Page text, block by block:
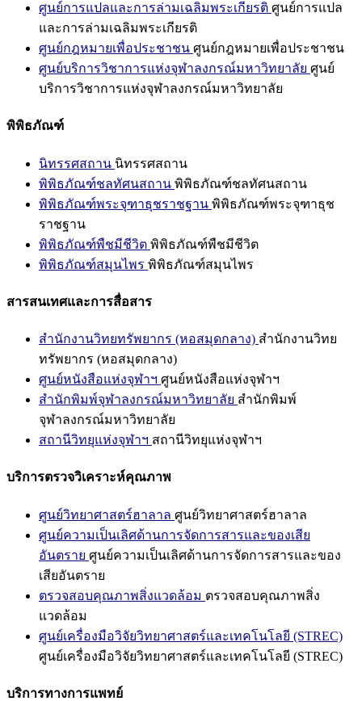
ศูนย์การแปลและการล่ามเฉลิมพระเกียรติ ศูนย์การแปล
และการล่ามเฉลิมพระเกียรติ
ศูนย์กฎหมายเพื่อประชาชน ศูนย์กฎหมายเพื่อประชาชน
ศูนย์บริการวิชาการแห่งจุฬาลงกรณ์มหาวิทยาลัย ศูนย์
บริการวิชาการแห่งจุฬาลงกรณ์มหาวิทยาลัย
พิพิธภัณฑ์
นิทรรศสถาน นิทรรศสถาน
พิพิธภัณฑ์ชลทัศนสถาน พิพิธภัณฑ์ชลทัศนสถาน
พิพิธภัณฑ์พระจุฑาธุชราชฐาน พิพิธภัณฑ์พระจุฑาธุช
ราชฐาน
พิพิธภัณฑ์พืชมีชีวิต พิพิธภัณฑ์พืชมีชีวิต
พิพิธภัณฑ์สมุนไพร พิพิธภัณฑ์สมุนไพร
สารสนเทศและการสื่อสาร
สำนักงานวิทยทรัพยากร (หอสมุดกลาง) สำนักงานวิทย
ทรัพยากร (หอสมุดกลาง)
ศูนย์หนังสือแห่งจุฬาฯ ศูนย์หนังสือแห่งจุฬาฯ
สำนักพิมพ์จุฬาลงกรณ์มหาวิทยาลัย สำนักพิมพ์
จุฬาลงกรณ์มหาวิทยาลัย
สถานีวิทยุแห่งจุฬาฯ สถานีวิทยุแห่งจุฬาฯ
บริการตรวจวิเคราะห์คุณภาพ
ศูนย์วิทยาศาสตร์ฮาลาล ศูนย์วิทยาศาสตร์ฮาลาล
ศูนย์ความเป็นเลิศด้านการจัดการสารและของเสีย
อันตราย ศูนย์ความเป็นเลิศด้านการจัดการสารและของ
เสียอันตราย
ตรวจสอบคุณภาพสิ่งแวดล้อม ตรวจสอบคุณภาพสิ่ง
แวดล้อม
ศูนย์เครื่องมือวิจัยวิทยาศาสตร์และเทคโนโลยี (STREC)
ศูนย์เครื่องมือวิจัยวิทยาศาสตร์และเทคโนโลยี (STREC)
บริการทางการแพทย์